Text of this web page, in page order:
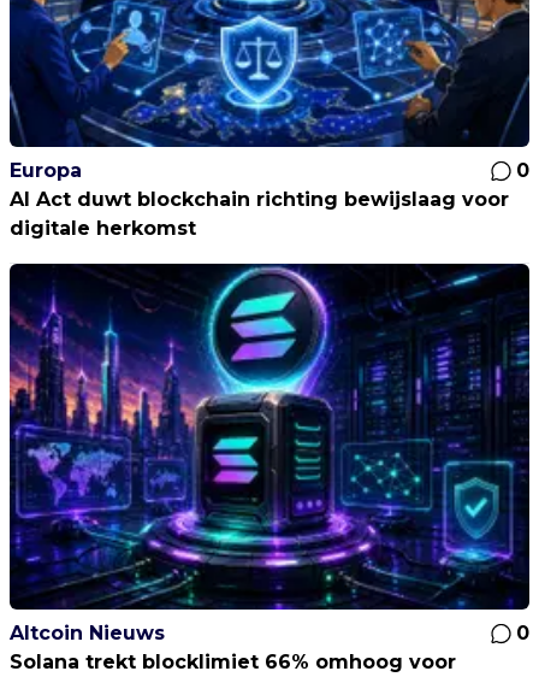
Europa
0
AI Act duwt blockchain richting bewijslaag voor
digitale herkomst
Altcoin Nieuws
0
Solana trekt blocklimiet 66% omhoog voor